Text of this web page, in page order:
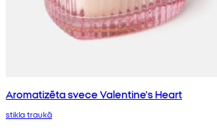
Aromatizēta svece Valentine's Heart
stikla traukā